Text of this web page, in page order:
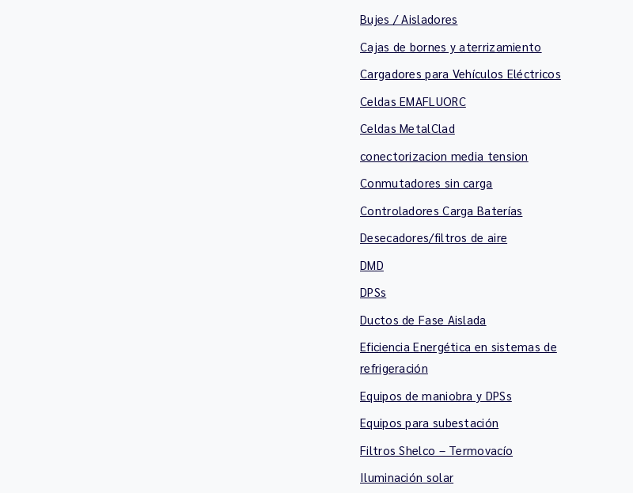
Bujes / Aisladores
Cajas de bornes y aterrizamiento
Cargadores para Vehículos Eléctricos
Celdas EMAFLUORC
Celdas MetalClad
conectorizacion media tension
Conmutadores sin carga
Controladores Carga Baterías
Desecadores/filtros de aire
DMD
DPSs
Ductos de Fase Aislada
Eficiencia Energética en sistemas de
refrigeración
Equipos de maniobra y DPSs
Equipos para subestación
Filtros Shelco – Termovacío
Iluminación solar